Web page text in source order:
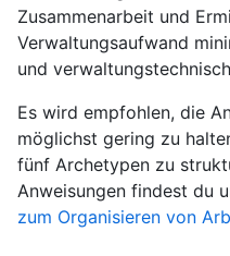
Zusammenarbeit und
Verwaltungsaufwand
und
Es wird empfohlen, die
möglichst gering zu
fünf Archetypen zu
Anweisungen findest du
zum Organisieren von